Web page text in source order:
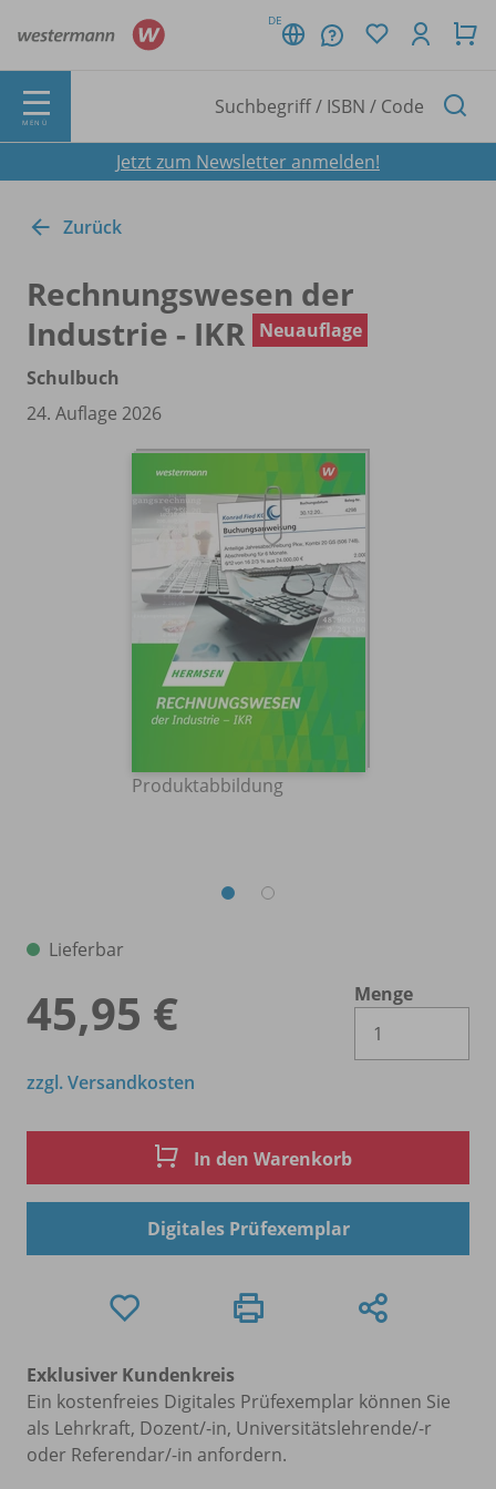
DE
MENÜ
Jetzt zum Newsletter anmelden!
Zurück
Rechnungswesen der
Industrie - IKR
Neuauflage
Schulbuch
24. Auflage 2026
Produktabbildung
Lieferbar
45,95 €
Menge
zzgl. Versandkosten
In den Warenkorb
Digitales Prüfexemplar
Exklusiver Kundenkreis
Ein kostenfreies Digitales Prüfexemplar können Sie
als Lehrkraft, Dozent/-in, Universitätslehrende/-r
oder Referendar/-in anfordern.